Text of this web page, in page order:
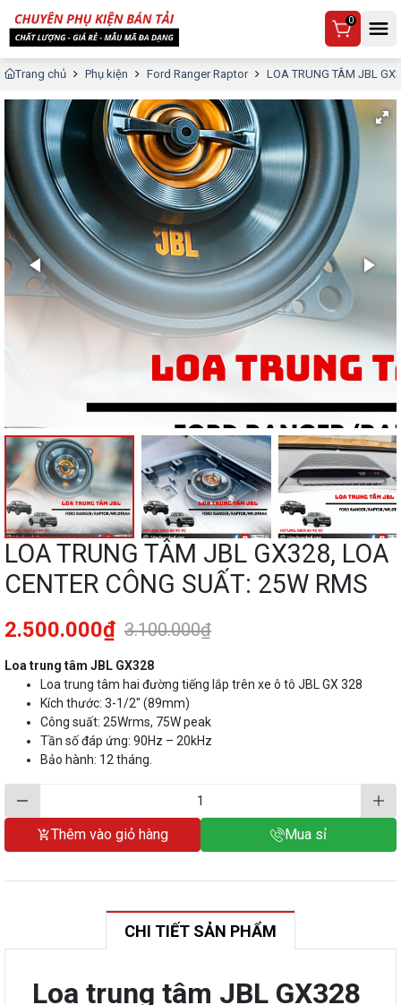
0
Trang chủ Phụ kiện Ford Ranger Raptor LOA TRUNG TÂM JBL
LOA TRUNG TÂM JBL GX328, LOA
CENTER CÔNG SUẤT: 25W RMS
2.500.000₫ 3.100.000₫
Loa trung tâm JBL GX328
Loa trung tâm hai đường tiếng lắp trên xe ô tô JBL GX 328
Kích thước: 3-1/2″ (89mm)
Công suất: 25Wrms, 75W peak
Tần số đáp ứng: 90Hz – 20kHz
Bảo hành: 12 tháng.
Thêm vào giỏ hàng Mua sỉ
CHI TIẾT SẢN PHẨM
Loa trung tâm JBL GX328